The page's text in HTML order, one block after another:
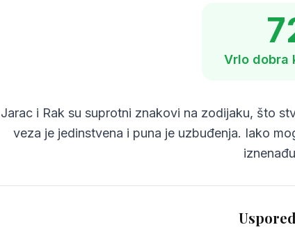
Vrlo dobra
Jarac i Rak su suprotni znakovi na zodijaku, što
veza je jedinstvena i puna je uzbuđenja. Iako